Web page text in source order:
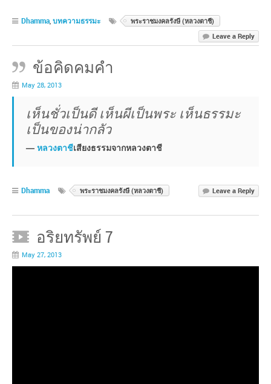
Dhamma บทความธรรมะ
พระราชมงคลรังษี (หลวงตาชี)
Leave a Reply
ข้อคิดคมคำ
May 28, 2013
เห็นชั่วเป็นดี เห็นผีเป็นพระ เห็นธรรมะ
เป็นของน่ากลัว
— หลวงตาชีเสียงธรรมจากหลวงตาชี
Dhamma พระราชมงคลรังษี (หลวงตาชี) Leave a Reply
อริยทรัพย์ 7
May 27, 2013